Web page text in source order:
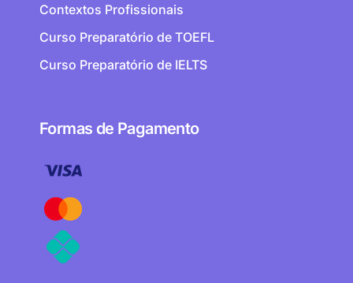
Contextos Profissionais
Curso Preparatório de TOEFL
Curso Preparatório de IELTS
Formas de Pagamento